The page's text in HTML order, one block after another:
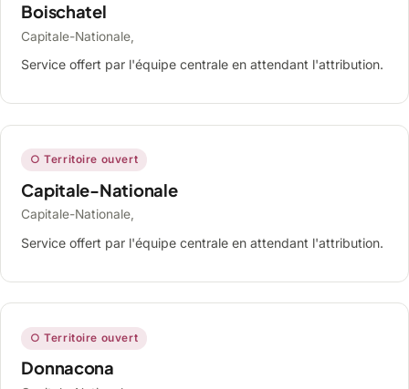
Boischatel
Capitale-Nationale,
Service offert par l'équipe centrale en attendant l'attribution.
○ Territoire ouvert
Capitale-Nationale
Capitale-Nationale,
Service offert par l'équipe centrale en attendant l'attribution.
○ Territoire ouvert
Donnacona